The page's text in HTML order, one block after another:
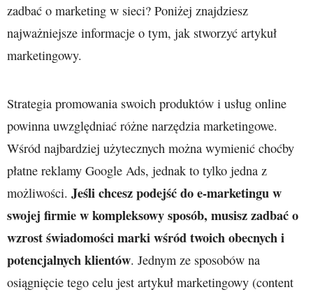
zadbać o marketing w sieci? Poniżej znajdziesz
najważniejsze informacje o tym, jak stworzyć artykuł
marketingowy.
Strategia promowania swoich produktów i usług online
powinna uwzględniać różne narzędzia marketingowe.
Wśród najbardziej użytecznych można wymienić choćby
płatne reklamy Google Ads, jednak to tylko jedna z
możliwości. Jeśli chcesz podejść do e-marketingu w
swojej firmie w kompleksowy sposób, musisz zadbać o
wzrost świadomości marki wśród twoich obecnych i
potencjalnych klientów. Jednym ze sposobów na
osiągnięcie tego celu jest artykuł marketingowy (content